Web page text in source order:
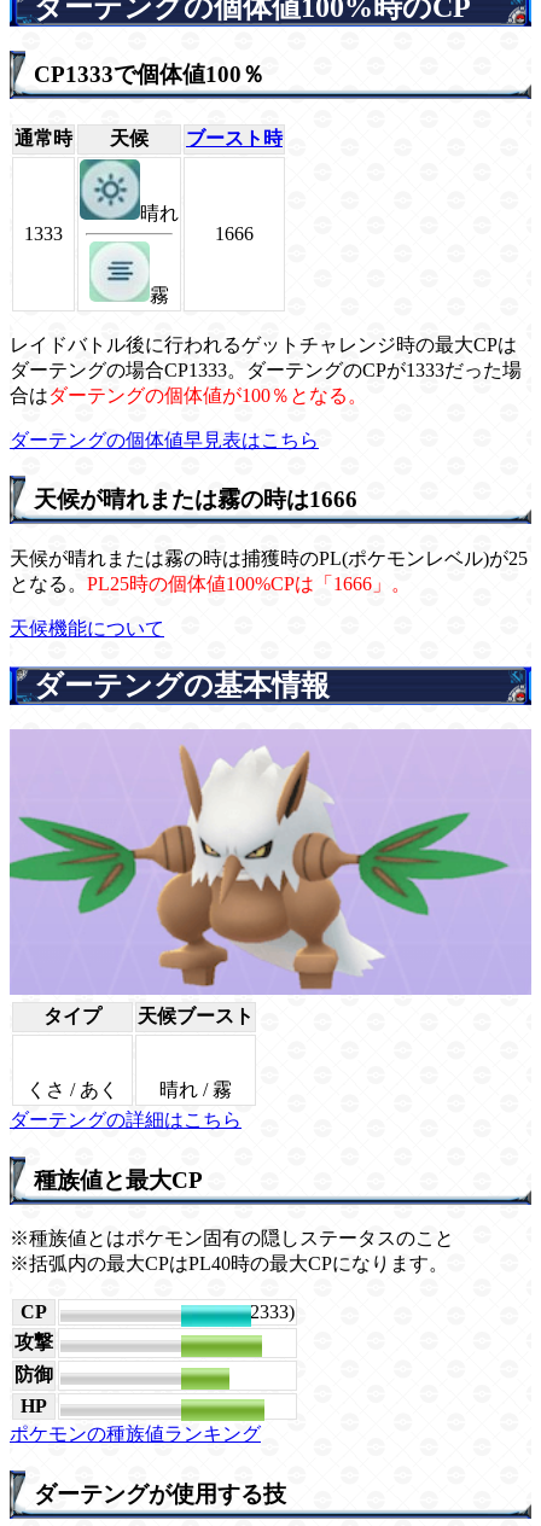
ダーテングの個体値100%時のCP
CP1333で個体値100％
通常時 天候 ブースト時
1333
晴れ
霧
1666
レイドバトル後に行われるゲットチャレンジ時の最大CPは
ダーテングの場合CP1333。ダーテングのCPが1333だった場
合はダーテングの個体値が100％となる。
ダーテングの個体値早見表はこちら
天候が晴れまたは霧の時は1666
天候が晴れまたは霧の時は捕獲時のPL(ポケモンレベル)が25
となる。 PL25時の個体値100%CPは「1666」。
天候機能について
ダーテングの基本情報
タイプ 天候ブースト
くさ / あく
晴れ / 霧
ダーテングの詳細はこちら
種族値と最大CP
※種族値とはポケモン固有の隠しステータスのこと
※括弧内の最大CPはPL40時の最大CPになります。
CP
2637 (2333)
攻撃
200
防御
121
HP
207
ポケモンの種族値ランキング
ダーテングが使用する技